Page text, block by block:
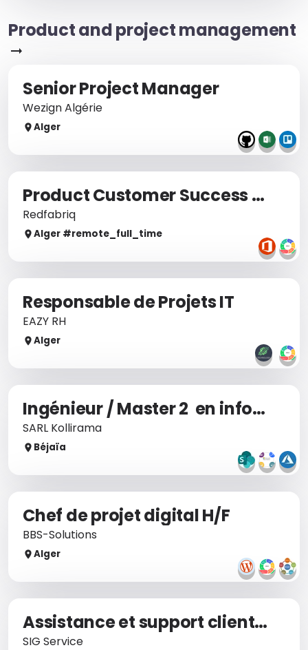
Product and project management
Senior Project Manager
Wezign Algérie
Alger
Product Customer Success Manager (F/H)
Redfabriq
Alger #remote_ full_time
Responsable de Projets IT
EAZY RH
Alger
Ingénieur / Master 2 en informatique
SARL Kollirama
Béjaïa
Chef de projet digital H/F
BBS-Solutions
Alger
Assistance et support client sur logiciel ERP
SIG Service